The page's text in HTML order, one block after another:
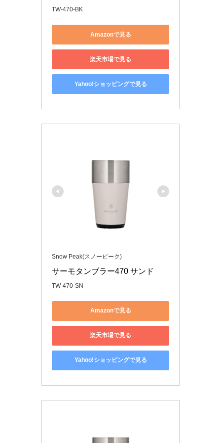
TW-470-BK
Amazonで見る
楽天市場で見る
Yahoo!ショッピングで見る
Snow Peak(スノーピーク)
サーモタンブラー470 サンド
TW-470-SN
Amazonで見る
楽天市場で見る
Yahoo!ショッピングで見る